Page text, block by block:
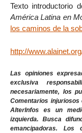
Texto introductorio
América Latina en
los caminos de la
http://
Las opiniones
exclusiva
necesariamente, los
Comentarios
AlterInfos es un
izquierda. Busca
emancipadoras. Los